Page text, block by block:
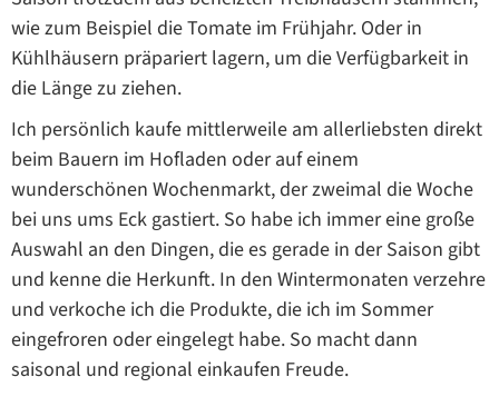
wie zum Beispiel die Tomate im Frühjahr. Oder in
Kühlhäusern präpariert lagern, um die Verfügbarkeit in
die Länge zu ziehen.
Ich persönlich kaufe mittlerweile am allerliebsten direkt
beim Bauern im Hofladen oder auf einem
wunderschönen Wochenmarkt, der zweimal die Woche
bei uns ums Eck gastiert. So habe ich immer eine große
Auswahl an den Dingen, die es gerade in der Saison gibt
und kenne die Herkunft. In den Wintermonaten verzehre
und verkoche ich die Produkte, die ich im Sommer
eingefroren oder eingelegt habe. So macht dann
saisonal und regional einkaufen Freude.